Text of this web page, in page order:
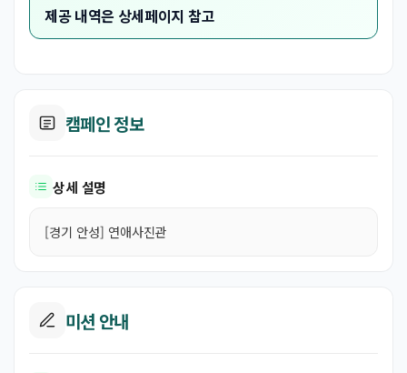
제공 내역은 상세페이지 참고
캠페인 정보
상세 설명
[경기 안성] 연애사진관
미션 안내